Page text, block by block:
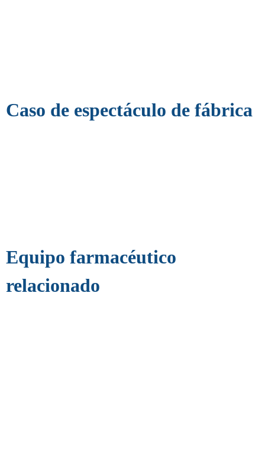
Caso de espectáculo de fábrica
Equipo farmacéutico
relacionado